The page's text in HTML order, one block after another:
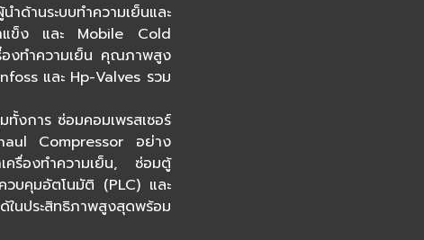
ระบบทำความเย็นและ
ำแข็ง และ Mobile Cold
องทำความเย็น คุณภาพสูง
และ Hp-Valves รวม
งการ ซ่อมคอมเพรสเซอร์
Compressor อย่าง
รื่องทำความเย็น, ซ่อมตู้
วบคุมอัตโนมัติ (PLC) และ
นประสิทธิภาพสูงสุดพร้อม